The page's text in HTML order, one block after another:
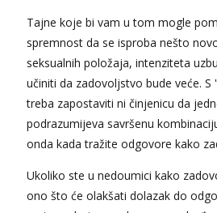
Tajne koje bi vam u tom mogle
spremnost da se isproba nešto
seksualnih položaja, intenziteta
učiniti da zadovoljstvo bude veće.
treba zapostaviti ni činjenicu da
podrazumijeva savršenu
onda kada tražite odgovore kako
Ukoliko ste u nedoumici kako
ono što će olakšati dolazak do